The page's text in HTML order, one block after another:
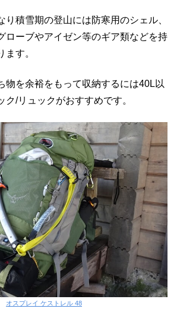
り積雪期の登山には防寒用のシェル、
ローブやアイゼン等のギア類などを持
ます。
物を余裕をもって収納するには40L以
ク/リュックがおすすめです。
オスプレイ ケストレル 48